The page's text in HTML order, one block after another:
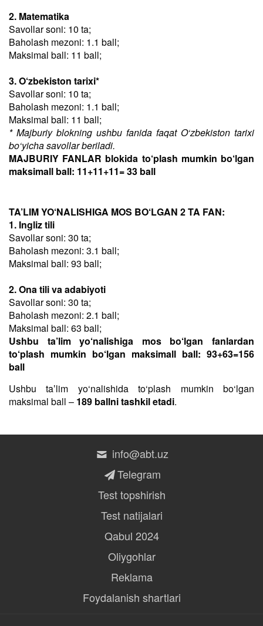
2. Matematika
Savollar soni: 10 ta;
Baholash mezoni: 1.1 ball;
Maksimal ball: 11 ball;
3. O‘zbekiston tarixi*
Savollar soni: 10 ta;
Baholash mezoni: 1.1 ball;
Maksimal ball: 11 ball;
* Majburiy blokning ushbu fanida faqat O‘zbekiston tarixi
bo‘yicha savollar beriladi.
MAJBURIY FANLAR blokida to‘plash mumkin bo‘lgan
maksimall ball: 11+11+11= 33 ball
TA’LIM YO‘NALISHIGA MOS BO‘LGAN 2 TA FAN:
1. Ingliz tili
Savollar soni: 30 ta;
Baholash mezoni: 3.1 ball;
Maksimal ball: 93 ball;
2. Ona tili va adabiyoti
Savollar soni: 30 ta;
Baholash mezoni: 2.1 ball;
Maksimal ball: 63 ball;
Ushbu ta’lim yo‘nalishiga mos bo‘lgan fanlardan
to‘plash mumkin bo‘lgan maksimall ball: 93+63=156
ball
Ushbu taʼlim yo‘nalishida to‘plash mumkin bo‘lgan
maksimal ball – 189 ballni tashkil etadi.
info@abt.uz
Telegram
Test topshirish
Test natijalari
Qabul 2024
Oliygohlar
Reklama
Foydalanish shartlari